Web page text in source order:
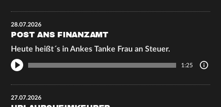
28.07.2026
POST ANS FINANZAMT
Heute heißt´s in Ankes Tanke Frau an Steuer.
1:25
27.07.2026